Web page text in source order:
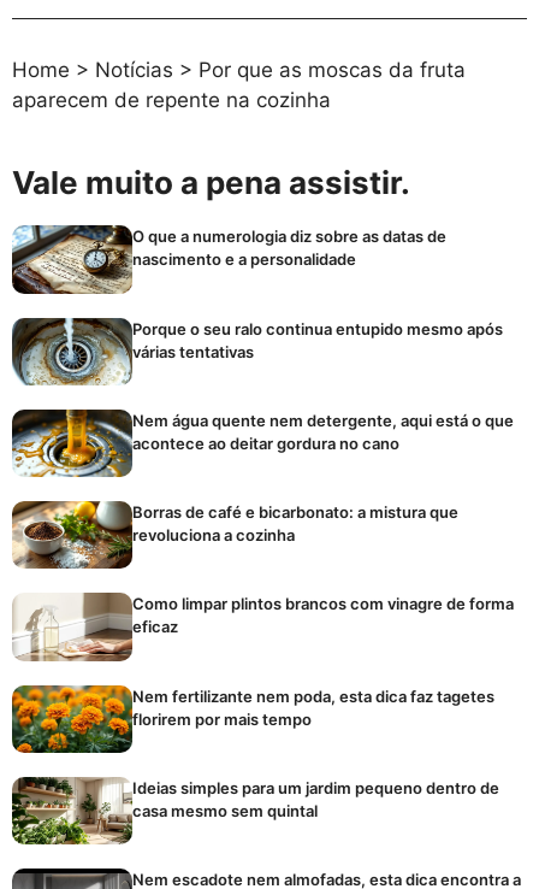
Home > Notícias > Por que as moscas da fruta
aparecem de repente na cozinha
Vale muito a pena assistir.
O que a numerologia diz sobre as datas de
nascimento e a personalidade
Porque o seu ralo continua entupido mesmo após
várias tentativas
Nem água quente nem detergente, aqui está o que
acontece ao deitar gordura no cano
Borras de café e bicarbonato: a mistura que
revoluciona a cozinha
Como limpar plintos brancos com vinagre de forma
eficaz
Nem fertilizante nem poda, esta dica faz tagetes
florirem por mais tempo
Ideias simples para um jardim pequeno dentro de
casa mesmo sem quintal
Nem escadote nem almofadas, esta dica encontra a